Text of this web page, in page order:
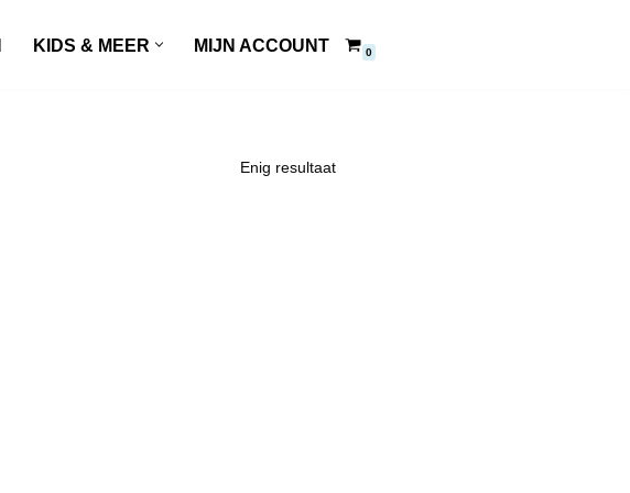
KIDS & MEER MIJN ACCOUNT 0
Enig resultaat